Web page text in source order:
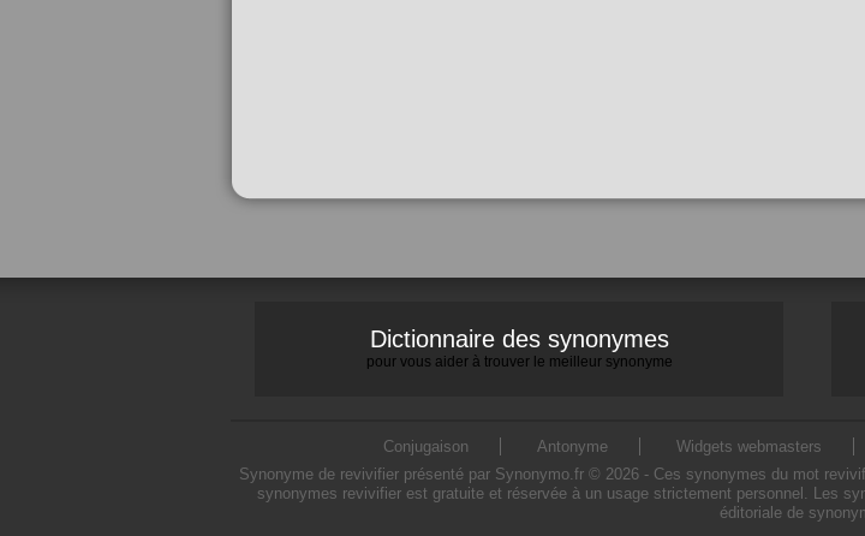
Dictionnaire des synonymes
pour vous aider à trouver le meilleur synonyme
Conjugaison Antonyme Widgets webmasters
Synonyme de revivifier présenté par Synonymo.fr © 2026 - Ces synonymes du mot
synonymes revivifier est gratuite et réservée à un usage strictement personnel. Les
éditoriale de